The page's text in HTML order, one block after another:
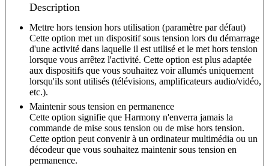
Description
Mettre hors tension hors utilisation (paramètre par défaut)
Cette option met un dispositif sous tension lors du démarrage
d'une activité dans laquelle il est utilisé et le met hors tension
lorsque vous arrêtez l'activité. Cette option est plus adaptée
aux dispositifs que vous souhaitez voir allumés uniquement
lorsqu'ils sont utilisés (télévisions, amplificateurs audio/vidéo,
etc.).
Maintenir sous tension en permanence
Cette option signifie que Harmony n'enverra jamais la
commande de mise sous tension ou de mise hors tension.
Cette option peut convenir à un ordinateur multimédia ou un
décodeur que vous souhaitez maintenir sous tension en
permanence.